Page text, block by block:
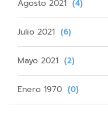
Agosto 2021 (4)
Julio 2021 (6)
Mayo 2021 (2)
Enero 1970 (0)